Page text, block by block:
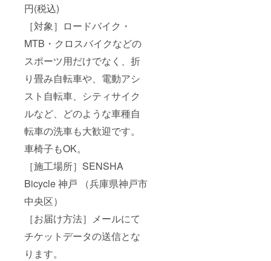
円(税込)
［対象］ロードバイク・
MTB・クロスバイクなどの
スポーツ用だけでなく、折
り畳み自転車や、電動アシ
スト自転車、シティサイク
ルなど、どのような車種自
転車の洗車も大歓迎です。
車椅子もOK。
［施工場所］SENSHA
Bicycle 神戸 （兵庫県神戸市
中央区）
［お届け方法］メールにて
チケットデータの送信とな
ります。